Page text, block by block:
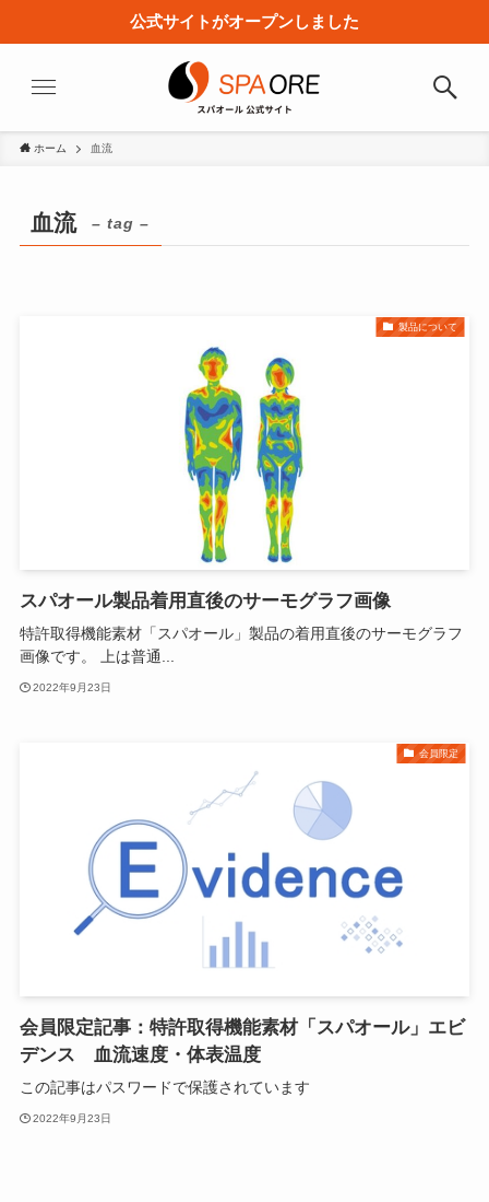
公式サイトがオープンしました
ホーム 血流
血流 – tag –
製品について
スパオール製品着用直後のサーモグラフ画像
特許取得機能素材「スパオール」製品の着用直後のサーモグラフ
画像です。 上は普通...
2022年9月23日
会員限定
会員限定記事：特許取得機能素材「スパオール」エビ
デンス 血流速度・体表温度
この記事はパスワードで保護されています
2022年9月23日